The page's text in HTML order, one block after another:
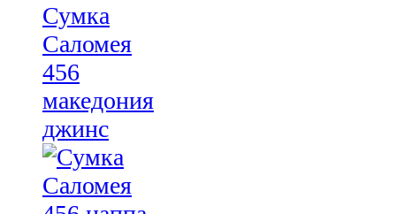
Сумка
Саломея
456
македония
джинс